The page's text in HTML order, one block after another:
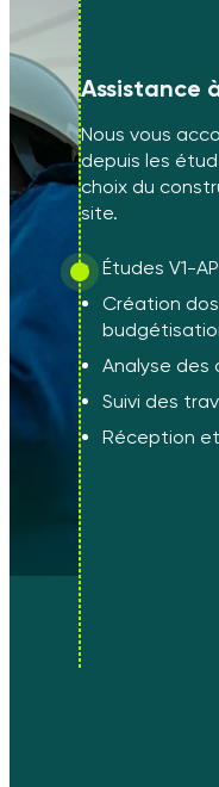
Assistance
Nous vous
depuis les
choix du
site.
Études V1-
Création
Analyse des
Suivi des
Réception